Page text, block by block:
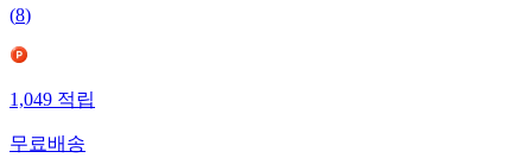
(8)
1,049적립
무료배송